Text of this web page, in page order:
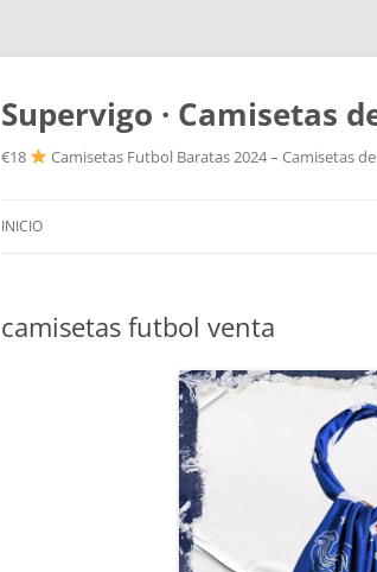
Supervigo · Camisetas
€18 Camisetas Futbol Baratas 2024 – Camisetas
INICIO
camisetas futbol venta